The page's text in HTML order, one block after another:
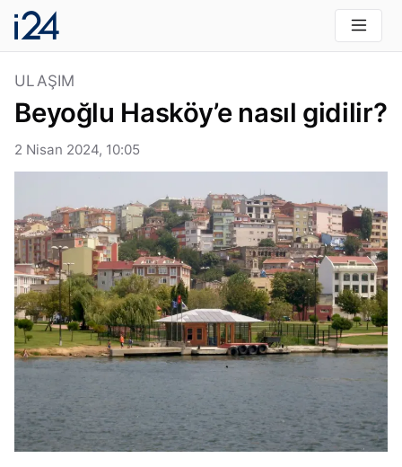
ULAŞIM
Beyoğlu Hasköy’e nasıl gidilir?
2 Nisan 2024, 10:05